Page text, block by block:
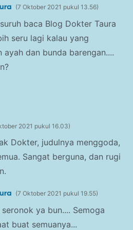
7 Oktober 2021 pukul 13.56
baca Blog Dokter Taura
seru lagi kalau yang
ayah dan bunda barengan....
2021 pukul 16.03
Dokter, judulnya menggoda,
Sangat berguna, dan rugi
7 Oktober 2021 pukul 19.55
ya bun.... Semoga
buat semuanya...